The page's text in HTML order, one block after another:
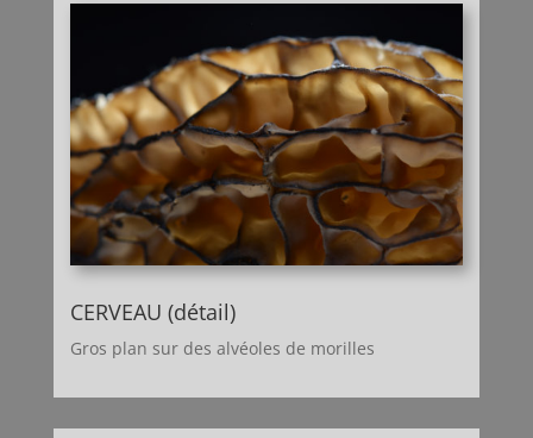
CERVEAU (détail)
Gros plan sur des alvéoles de morilles